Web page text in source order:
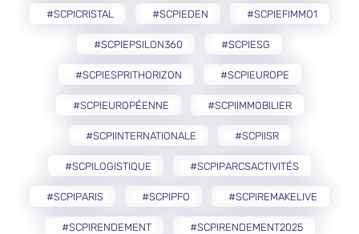
#SCPICRISTAL #SCPIEDEN #SCPIEFIMMO1
#SCPIEPSILON360 #SCPIESG
#SCPIESPRITHORIZON #SCPIEUROPE
#SCPIEUROPÉENNE #SCPIIMMOBILIER
#SCPIINTERNATIONALE #SCPIISR
#SCPILOGISTIQUE #SCPIPARCSACTIVITÉS
#SCPIPARIS #SCPIPFO #SCPIREMAKELIVE
#SCPIRENDEMENT #SCPIRENDEMENT2025